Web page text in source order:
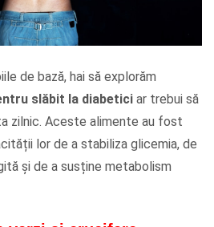
de bază, hai să explorăm
slăbit la diabetici ar trebui să
zilnic. Aceste alimente au fost
lor de a stabiliza glicemia, de
și de a susține metabolism